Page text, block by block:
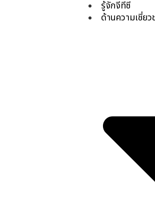
รู้จักจีทีซี
ด้านความเชี่ย